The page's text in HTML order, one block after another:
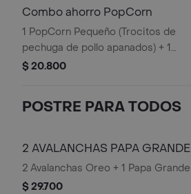
Combo ahorro PopCorn
1 PopCorn Pequeño (Trocitos de
pechuga de pollo apanados) + 1
Sundae Arequipe
$ 20.800
POSTRE PARA TODOS
2 AVALANCHAS PAPA GRANDE
2 Avalanchas Oreo + 1 Papa Grande
$ 29.700